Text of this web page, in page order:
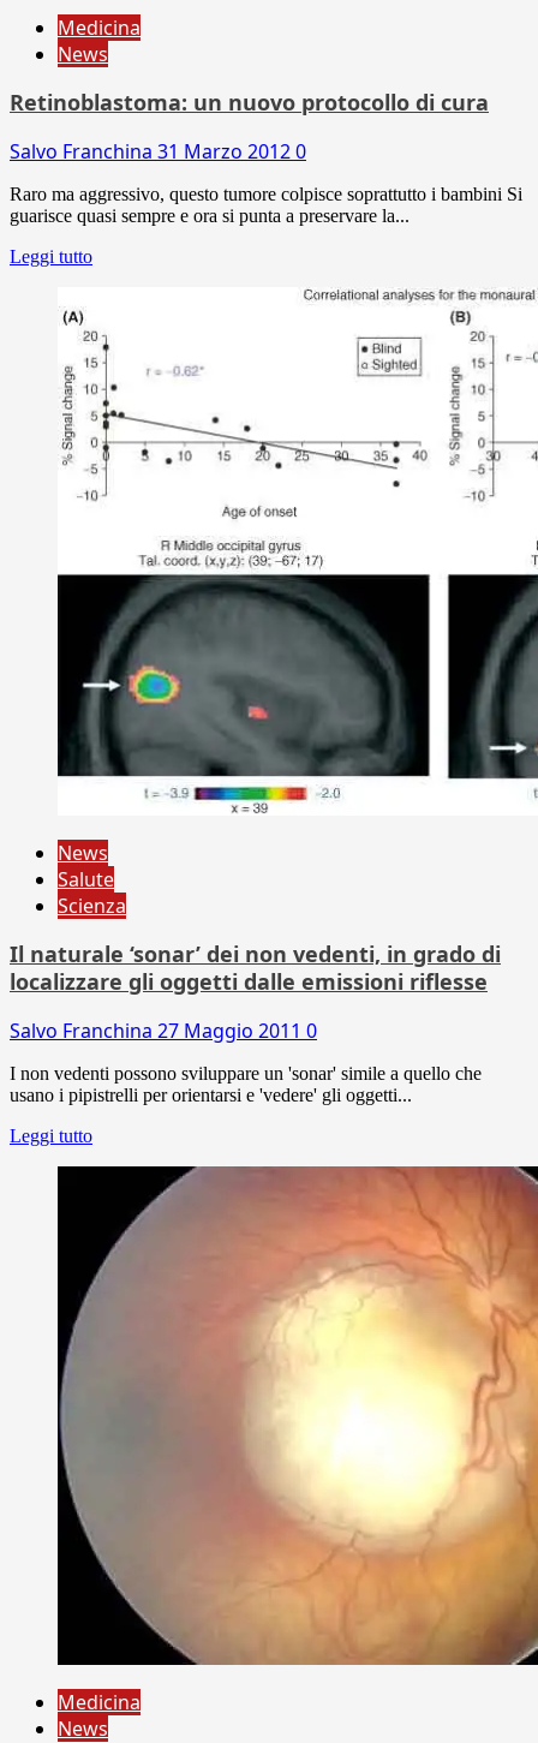
Medicina
News
Retinoblastoma: un nuovo protocollo di cura
Salvo Franchina 31 Marzo 20120
Raro ma aggressivo, questo tumore colpisce soprattutto i bambini Si
guarisce quasi sempre e ora si punta a preservare la...
Leggi tutto
News
Salute
Scienza
Il naturale ‘sonar’ dei non vedenti, in grado di
localizzare gli oggetti dalle emissioni riflesse
Salvo Franchina 27 Maggio 2011 0
I non vedenti possono sviluppare un 'sonar' simile a quello che
usano i pipistrelli per orientarsi e 'vedere' gli oggetti...
Leggi tutto
Medicina
News